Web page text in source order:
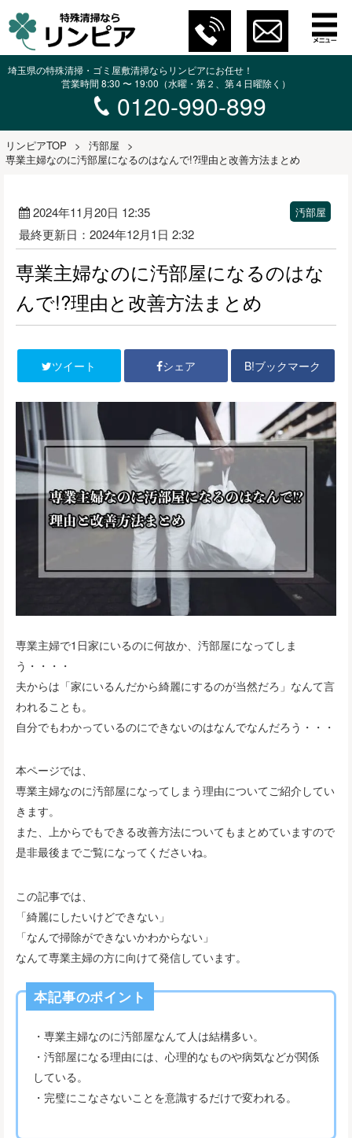
埼玉県の特殊清掃・ゴミ屋敷清掃ならリンピアにお任せ！
営業時間 8:30 〜 19:00（水曜・第２、第４日曜除く）
0120-990-899
リンピアTOP > 汚部屋
>
専業主婦なのに汚部屋になるのはなんで!?理由と改善方法まとめ
2024年11月20日 12:35
最終更新日：2024年12月1日 2:32
汚部屋
専業主婦なのに汚部屋になるのはな
んで!?理由と改善方法まとめ
ツイート シェア B!ブックマーク
専業主婦で1日家にいるのに何故か、汚部屋になってしま
う・・・・
夫からは「家にいるんだから綺麗にするのが当然だろ」なんて言
われることも。
自分でもわかっているのにできないのはなんでなんだろう・・・
本ページでは、
専業主婦なのに汚部屋になってしまう理由についてご紹介してい
きます。
また、上からでもできる改善方法についてもまとめていますので
是非最後までご覧になってくださいね。
この記事では、
「綺麗にしたいけどできない」
「なんで掃除ができないかわからない」
なんて専業主婦の方に向けて発信しています。
本記事のポイント
・専業主婦なのに汚部屋なんて人は結構多い。
・汚部屋になる理由には、心理的なものや病気などが関係
している。
・完璧にこなさないことを意識するだけで変われる。